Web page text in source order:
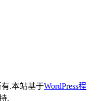
.本站基于WordPress程
.